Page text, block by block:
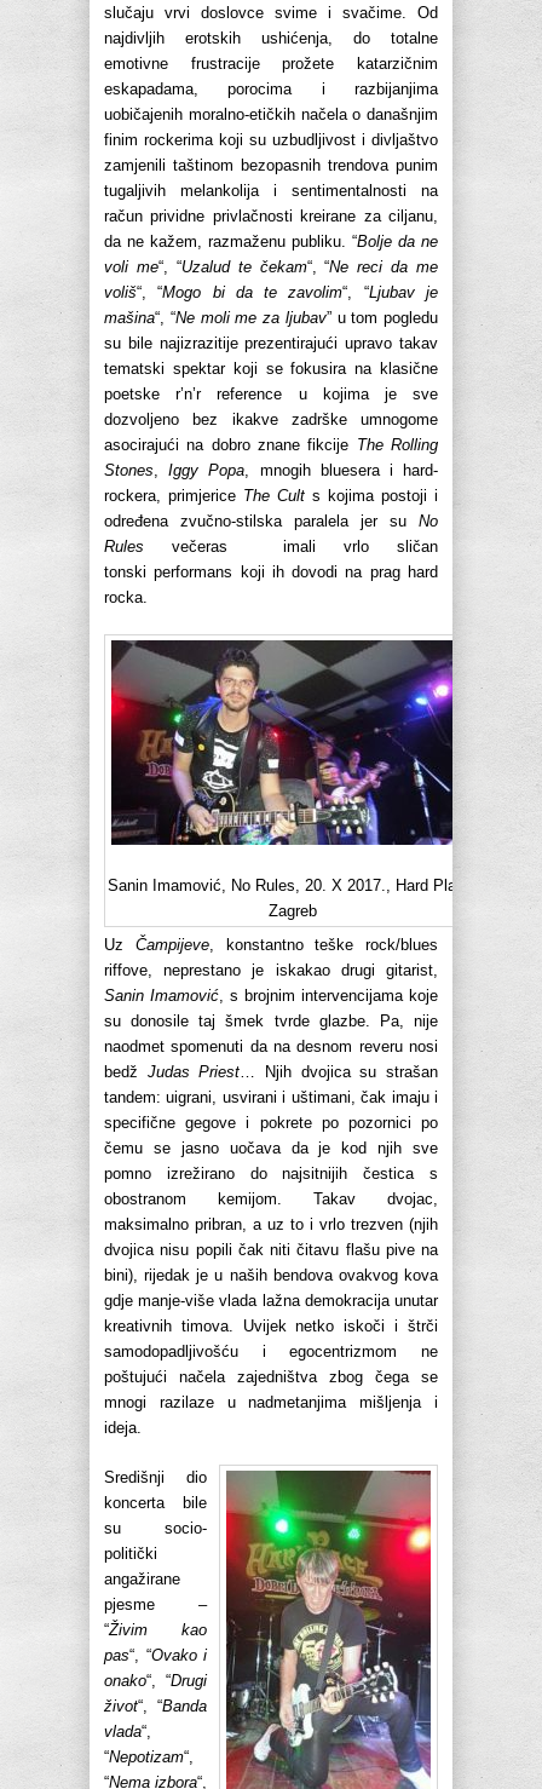
slučaju vrvi doslovce svime i svačime. Od
najdivljih erotskih ushićenja, do totalne
emotivne frustracije prožete katarzičnim
eskapadama, porocima i razbijanjima
uobičajenih moralno-etičkih načela o današnjim
finim rockerima koji su uzbudljivost i divljaštvo
zamjenili taštinom bezopasnih trendova punim
tugaljivih melankolija i sentimentalnosti na
račun prividne privlačnosti kreirane za ciljanu,
da ne kažem, razmaženu publiku. “Bolje da ne
voli me“, “Uzalud te čekam“, “Ne reci da me
voliš“, “Mogo bi da te zavolim“, “Ljubav je
mašina“, “Ne moli me za ljubav” u tom pogledu
su bile najizrazitije prezentirajući upravo takav
tematski spektar koji se fokusira na klasične
poetske r’n’r reference u kojima je sve
dozvoljeno bez ikakve zadrške umnogome
asocirajući na dobro znane fikcije The Rolling
Stones,Iggy Popa, mnogih bluesera i hard-
rockera, primjerice The Cult s kojima postoji i
određena zvučno-stilska paralela jer su No
Rules večeras imali vrlo sličan
tonski performans koji ih dovodi na prag hard
rocka.
Sanin Imamović, No Rules, 20. X 2017., Hard Place,
Zagreb
Uz Čampijeve, konstantno teške rock/blues
riffove, neprestano je iskakao drugi gitarist,
Sanin Imamović, s brojnim intervencijama koje
su donosile taj šmek tvrde glazbe. Pa, nije
naodmet spomenuti da na desnom reveru nosi
bedž Judas Priest… Njih dvojica su strašan
tandem: uigrani, usvirani i uštimani, čak imaju i
specifične gegove i pokrete po pozornici po
čemu se jasno uočava da je kod njih sve
pomno izrežirano do najsitnijih čestica s
obostranom kemijom. Takav dvojac,
maksimalno pribran, a uz to i vrlo trezven (njih
dvojica nisu popili čak niti čitavu flašu pive na
bini), rijedak je u naših bendova ovakvog kova
gdje manje-više vlada lažna demokracija unutar
kreativnih timova. Uvijek netko iskoči i štrči
samodopadljivošću i egocentrizmom ne
poštujući načela zajedništva zbog čega se
mnogi razilaze u nadmetanjima mišljenja i
ideja.
Središnji dio
koncerta bile
su socio-
politički
angažirane
pjesme –
“Živim kao
pas“, “Ovako i
onako“, “Drugi
život“, “Banda
vlada“,
“Nepotizam“,
“Nema izbora“,